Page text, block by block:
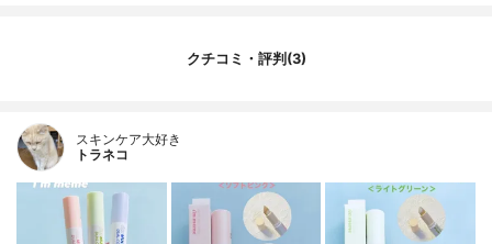
クチコミ・評判(3)
スキンケア大好き
トラネコ